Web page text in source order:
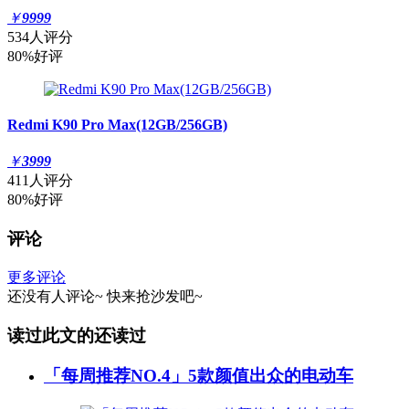
￥9999
534人评分
80%好评
Redmi K90 Pro Max(12GB/256GB)
￥3999
411人评分
80%好评
评论
更多评论
还没有人评论~ 快来抢沙发吧~
读过此文的还读过
「每周推荐NO.4」5款颜值出众的电动车